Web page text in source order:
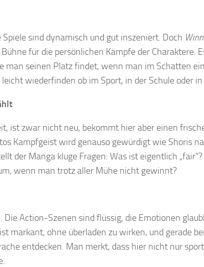
sind dynamisch und gut inszeniert. Doch
für die persönlichen Kämpfe der Charaktere.
man seinen Platz findet, wenn man im Schatten
wiederfinden ob im Sport, in der Schule oder
ist zwar nicht neu, bekommt hier aber einen
Kampfgeist wird genauso gewürdigt wie Shoris
der Manga kluge Fragen: Was ist eigentlich
wenn man trotz aller Mühe nicht gewinnt?
Die Action-Szenen sind flüssig, die Emotionen
markant, ohne überladen zu wirken, und gerade
entdecken. Man merkt, dass hier nicht nur